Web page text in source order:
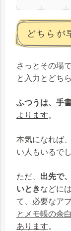
どちらが
さっとその場
と入力とどち
ふつうは、手
よります。
本気になれば
い人もいるでし
ただ、 出先で
いときなどに
て、必要なア
とメモ帳の余
あります。